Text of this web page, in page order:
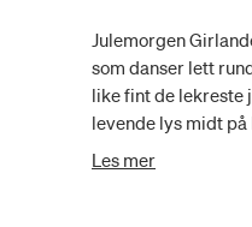
Julemorgen
som danser lett
like fint de lekreste
levende lys midt
design, med håp
Les mer